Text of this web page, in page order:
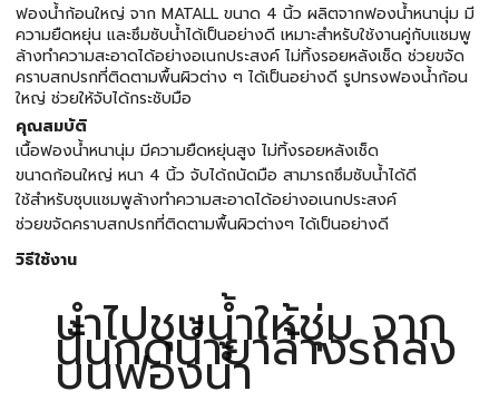
ฟองน้ำก้อนใหญ่ จาก MATALL ขนาด 4 นิ้ว ผลิตจากฟองน้ำหนานุ่ม มี
ความยืดหยุ่น และซึมซับน้ำได้เป็นอย่างดี เหมาะสำหรับใช้งานคู่กับแชมพู
ล้างทำความสะอาดได้อย่างอเนกประสงค์ ไม่ทิ้งรอยหลังเช็ด ช่วยขจัด
คราบสกปรกที่ติดตามพื้นผิวต่าง ๆ ได้เป็นอย่างดี รูปทรงฟองน้ำก้อน
ใหญ่ ช่วยให้จับได้กระชับมือ
คุณสมบัติ
เนื้อฟองน้ำหนานุ่ม มีความยืดหยุ่นสูง ไม่ทิ้งรอยหลังเช็ด
ขนาดก้อนใหญ่ หนา 4 นิ้ว จับได้ถนัดมือ สามารถซึมซับน้ำได้ดี
ใช้สำหรับชุบแชมพูล้างทำความสะอาดได้อย่างอเนกประสงค์
ช่วยขจัดคราบสกปรกที่ติดตามพื้นผิวต่างๆ ได้เป็นอย่างดี
วิธีใช้งาน
นำไปชุบน้ำให้ชุ่ม จาก
นั้นกดน้ำยาล้างรถลง
บนฟองน้ำ